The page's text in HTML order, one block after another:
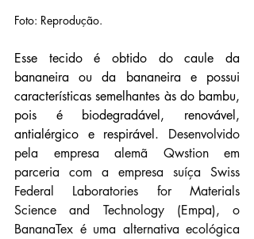
Foto: Reprodução.
Esse tecido é obtido do caule da
bananeira ou da bananeira e possui
características semelhantes às do bambu,
pois é biodegradável, renovável,
antialérgico e respirável. Desenvolvido
pela empresa alemã Qwstion em
parceria com a empresa suíça Swiss
Federal Laboratories for Materials
Science and Technology (Empa), o
BananaTex é uma alternativa ecológica